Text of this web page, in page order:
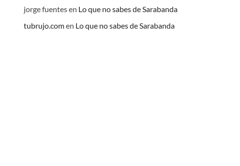
jorge fuentesen Lo que no sabes de Sarabanda
tubrujo.comen Lo que no sabes de Sarabanda